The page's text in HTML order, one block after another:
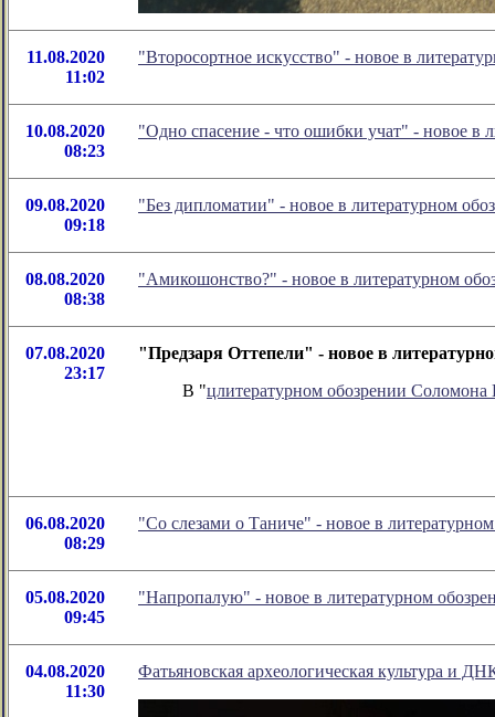
11.08.2020
11:02
"Второсортное искусство" - новое в
10.08.2020
08:23
"Одно спасение - что ошибки учат" - новое в
09.08.2020
09:18
"Без дипломатии" - новое в литературном
08.08.2020
08:38
"Амикошонство?" - новое в литературном
07.08.2020
23:17
"Предзаря Оттепели" - новое в
В "цлитературном обозрении
06.08.2020
08:29
"Со слезами о Таниче" - новое в
05.08.2020
09:45
"Напропалую" - новое в литературном
04.08.2020
11:30
Фатьяновская археологическая культура и